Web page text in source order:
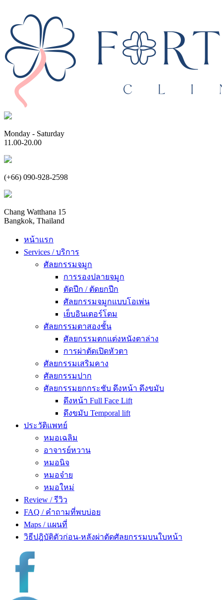
Monday - Saturday
11.00-20.00
(+66) 090-928-2598
Chang Watthana 15
Bangkok, Thailand
หน้าแรก
Services / บริการ
ศัลยกรรมจมูก
การรองปลายจมูก
ตัดปีก / ตัดยกปีก
ศัลยกรรมจมูกแบบโอเพ่น
เย็บอินเตอร์โดม
ศัลยกรรมตาสองชั้น
ศัลยกรรมตกแต่งหนังตาล่าง
การผ่าตัดเปิดหัวตา
ศัลยกรรมเสริมคาง
ศัลยกรรมปาก
ศัลยกรรมยกกระชับ ดึงหน้า ดึงขมับ
ดึงหน้า Full Face Lift
ดึงขมับ Temporal lift
ประวัติแพทย์
หมอเฉลิม
อาจารย์หวาน
หมอนิจ
หมอจ๋าย
หมอใหม่
Review / รีวิว
FAQ / คำถามที่พบบ่อย
Maps / แผนที่
วิธีปฎิบัติตัวก่อน-หลังผ่าตัดศัลยกรรมบนใบหน้า